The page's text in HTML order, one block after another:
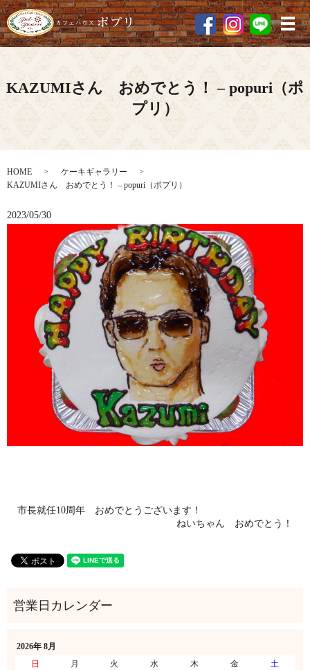
メ
KAZUMIさん おめでとう！ – popuri（ポ
プリ）
HOME
ケーキギャラリー
KAZUMIさん おめでとう！ – popuri（ポプリ）
2023/05/30
市長就任10周年 おめでとうございます！
ねいちゃん おめでとう！
2026年 8月
日
月 火 水 木 金
土